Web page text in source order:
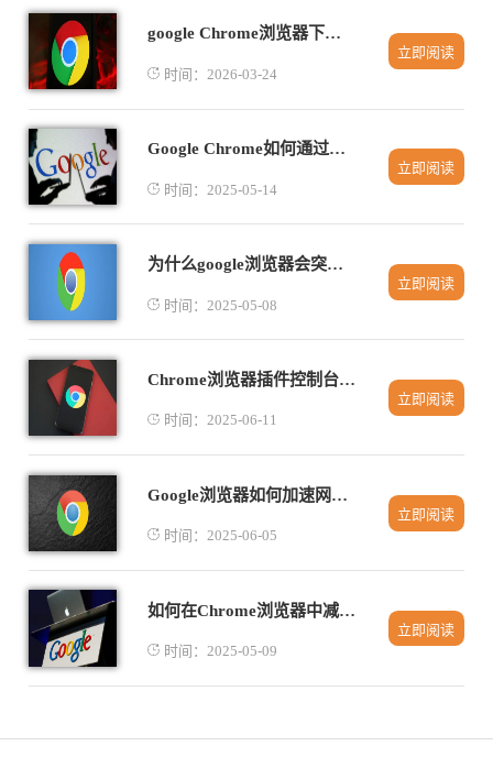
google Chrome浏览器下载与安装操作技巧解析
时间：2026-03-24
立即阅读
Google Chrome如何通过智能推荐提升插件功能
时间：2025-05-14
立即阅读
为什么google浏览器会突然崩溃如何避免
时间：2025-05-08
立即阅读
Chrome浏览器插件控制台报错如何排查
时间：2025-06-11
立即阅读
Google浏览器如何加速网页图像加载
时间：2025-06-05
立即阅读
如何在Chrome浏览器中减少网页加载过程中的延时
时间：2025-05-09
立即阅读